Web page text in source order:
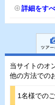
詳細をす
当サイトのオ
他の方法での
1名様での